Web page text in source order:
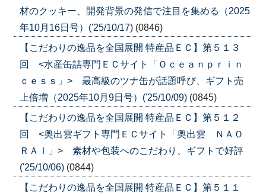
材のクッキー、開発背景の発信で注目を集める（2025
年10月16日号）('25/10/17) (0846)
【こだわりの逸品を全国展開 特産品ＥＣ】第５１３
回 <水産缶詰専門ＥＣサイト「Ｏｃｅａｎｐｒｉｎ
ｃｅｓｓ」> 最高級のツナ缶が話題呼び、ギフト売
上倍増（2025年10月9日号）('25/10/09) (0845)
【こだわりの逸品を全国展開 特産品ＥＣ】第５１２
回 <奥出雲ギフト専門ＥＣサイト「奥出雲 ＮＡＯ
ＲＡＩ」> 素材や包装へのこだわり、ギフトで好評
('25/10/06) (0844)
【こだわりの逸品を全国展開 特産品ＥＣ】第５１１